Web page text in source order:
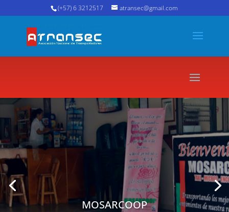
(+57) 6 3212517 atransec@gmail.com
MOSARCOOP